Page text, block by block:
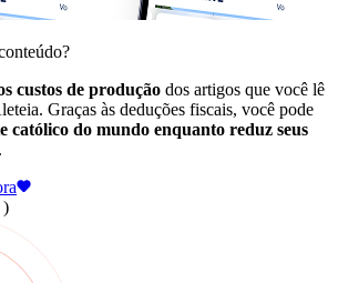
custos de produção dos artigos que você lê
Graças às deduções fiscais, você pode
católico do mundo enquanto reduz seus
)